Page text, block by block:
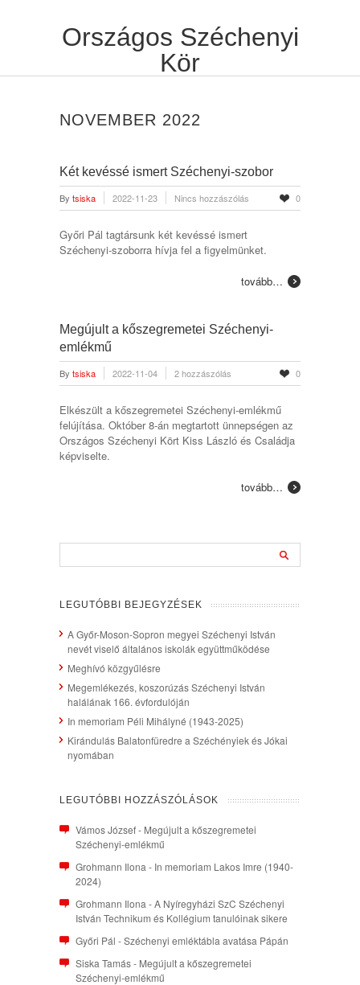
Országos Széchenyi
Kör
NOVEMBER 2022
Két kevéssé ismert Széchenyi-szobor
By tsiska 2022-11-23 Nincs hozzászólás 0
Győri Pál tagtársunk két kevéssé ismert
Széchenyi-szoborra hívja fel a figyelmünket.
tovább…
Megújult a kőszegremetei Széchenyi-
emlékmű
By tsiska 2022-11-04 2 hozzászólás 0
Elkészült a kőszegremetei Széchenyi-emlékmű
felújítása. Október 8-án megtartott ünnepségen az
Országos Széchenyi Kört Kiss László és Családja
képviselte.
tovább…
LEGUTÓBBI BEJEGYZÉSEK
A Győr-Moson-Sopron megyei Széchenyi István
nevét viselő általános iskolák együttműködése
Meghívó közgyűlésre
Megemlékezés, koszorúzás Széchenyi István
halálának 166. évfordulóján
In memoriam Péli Mihályné (1943-2025)
Kirándulás Balatonfüredre a Széchényiek és Jókai
nyomában
LEGUTÓBBI HOZZÁSZÓLÁSOK
Vámos József- Megújult a kőszegremetei
Széchenyi-emlékmű
Grohmann Ilona - In memoriam Lakos Imre (1940-
2024)
Grohmann Ilona -A Nyíregyházi SzC Széchenyi
István Technikum és Kollégium tanulóinak sikere
Győri Pál -Széchenyi emléktábla avatása Pápán
Siska Tamás- Megújult a kőszegremetei
Széchenyi-emlékmű